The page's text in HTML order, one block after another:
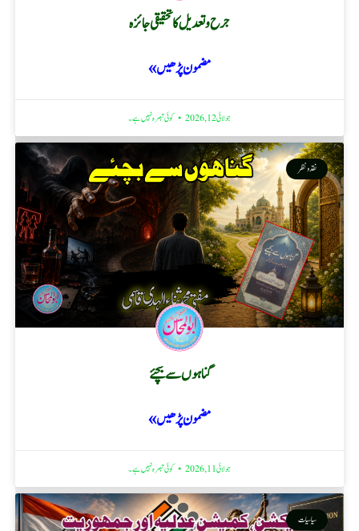
جرح و تعدیل کا تحقیقی جائزہ
مضمون پڑھیں »
جولائی 12, 2026 کوئی تبصرہ نہیں ہے۔
نقد ونظر
گناہوں سے بچئے
مضمون پڑھیں »
جولائی 11, 2026 کوئی تبصرہ نہیں ہے۔
سیاسیات